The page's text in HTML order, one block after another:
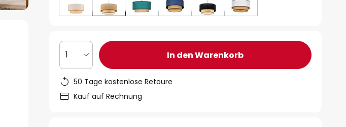
1 In den Warenkorb
50 Tage kostenlose Retoure
Kauf auf Rechnung